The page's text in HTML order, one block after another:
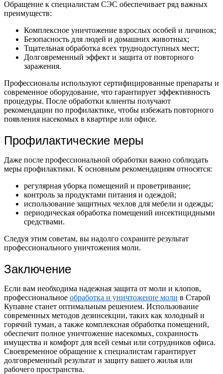
Обращение к специалистам СЭС обеспечивает ряд важных
преимуществ:
Комплексное уничтожение взрослых особей и личинок;
Безопасность для людей и домашних животных;
Тщательная обработка всех труднодоступных мест;
Долговременный эффект и защита от повторного
заражения.
Профессионалы используют сертифицированные препараты и
современное оборудование, что гарантирует эффективность
процедуры. После обработки клиенты получают
рекомендации по профилактике, чтобы избежать повторного
появления насекомых в квартире или офисе.
Профилактические меры
Даже после профессиональной обработки важно соблюдать
меры профилактики. К основным рекомендациям относятся:
регулярная уборка помещений и проветривание;
контроль за продуктами питания и одеждой;
использование защитных чехлов для мебели и одежды;
периодическая обработка помещений инсектицидными
средствами.
Следуя этим советам, вы надолго сохраните результат
профессионального уничтожения моли.
Заключение
Если вам необходима надежная защита от моли и клопов,
профессиональное обработка и уничтожение моли в Старой
Купавне станет оптимальным решением. Использование
современных методов дезинсекции, таких как холодный и
горячий туман, а также комплексная обработка помещений,
обеспечит полное уничтожение насекомых, сохранность
имущества и комфорт для всей семьи или сотрудников офиса.
Своевременное обращение к специалистам гарантирует
долговременный результат и защиту вашего жилья или
рабочего пространства.